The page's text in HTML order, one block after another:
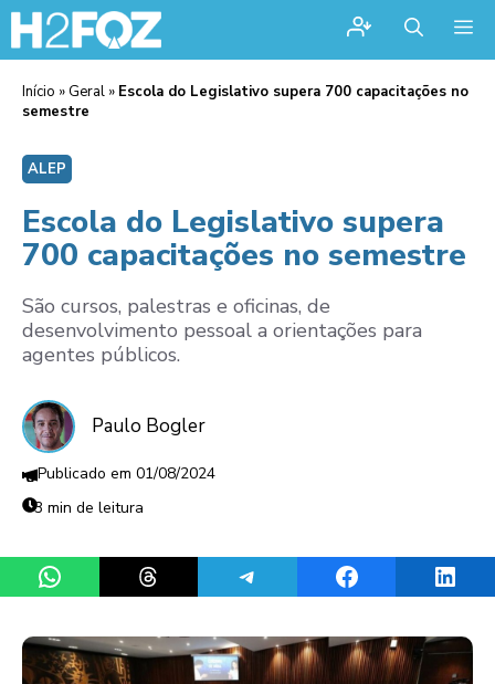
Início » Geral » Escola do Legislativo supera 700 capacitações no
semestre
ALEP
Escola do Legislativo supera
700 capacitações no semestre
São cursos, palestras e oficinas, de
desenvolvimento pessoal a orientações para
agentes públicos.
Paulo Bogler
01/08/2024
3 min de leitura
Share on WhatsAppShare on ThreadsShare on TelegramShare on Facebook